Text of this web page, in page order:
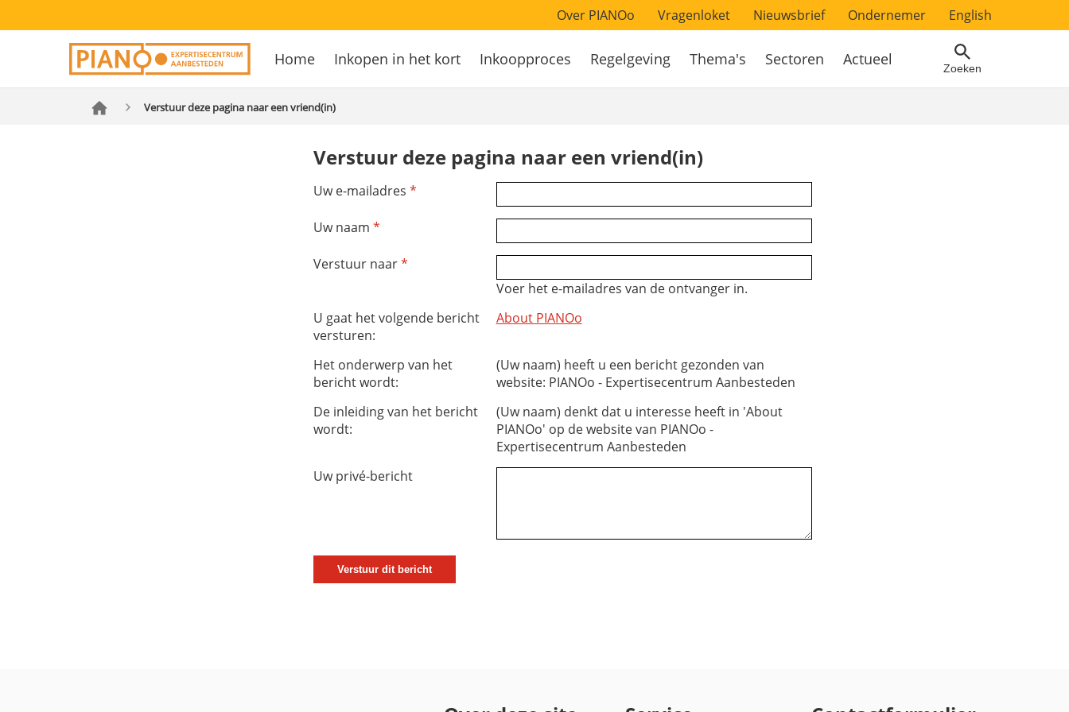
Overslaan
Secondary
navigation
Over PIANOo Vragenloket Nieuwsbrief Ondernemer English
Hoofdnavigatie
Home Inkopen in het kort Inkoopproces Regelgeving Thema's Sectoren Actueel Zoeken
Verstuur deze pagina naar een vriend(in)
Verstuur deze pagina naar een vriend(in)
Uw e-mailadres*
Uw naam*
Verstuur naar*
Voer het e-mailadres van de ontvanger in.
U gaat het volgende bericht
versturen:
About PIANOo
Het onderwerp van het
bericht wordt:
(Uw naam) heeft u een bericht gezonden van
website: PIANOo - Expertisecentrum Aanbesteden
De inleiding van het bericht
wordt:
(Uw naam) denkt dat u interesse heeft in 'About
PIANOo' op de website van PIANOo -
Expertisecentrum Aanbesteden
Uw privé-bericht